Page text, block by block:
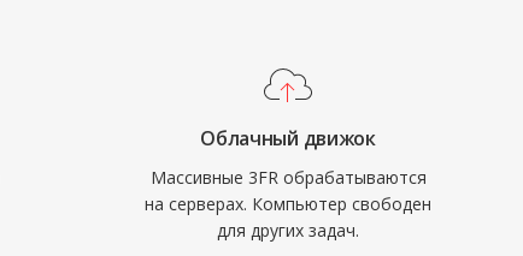
Облачный движок
Массивные 3FR обрабатываются
на серверах. Компьютер свободен
для других задач.